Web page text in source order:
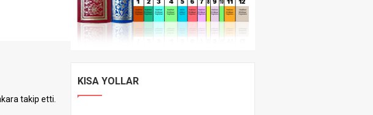
takip etti.
KISA YOLLAR